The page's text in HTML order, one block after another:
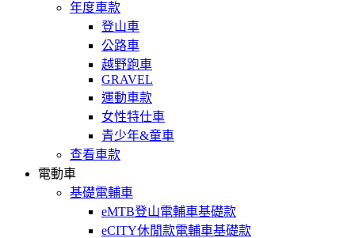
年度車款
登山車
公路車
越野跑車
GRAVEL
運動車款
女性特仕車
青少年&童車
查看車款
電動車
基礎電輔車
eMTB登山電輔車基礎款
eCITY休閒款電輔車基礎款